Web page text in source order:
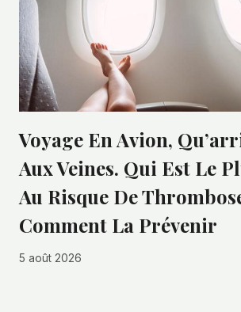
Voyage En Avion,
Aux Veines. Qui Est Le
Au Risque De
Comment La Prévenir
5 août 2026